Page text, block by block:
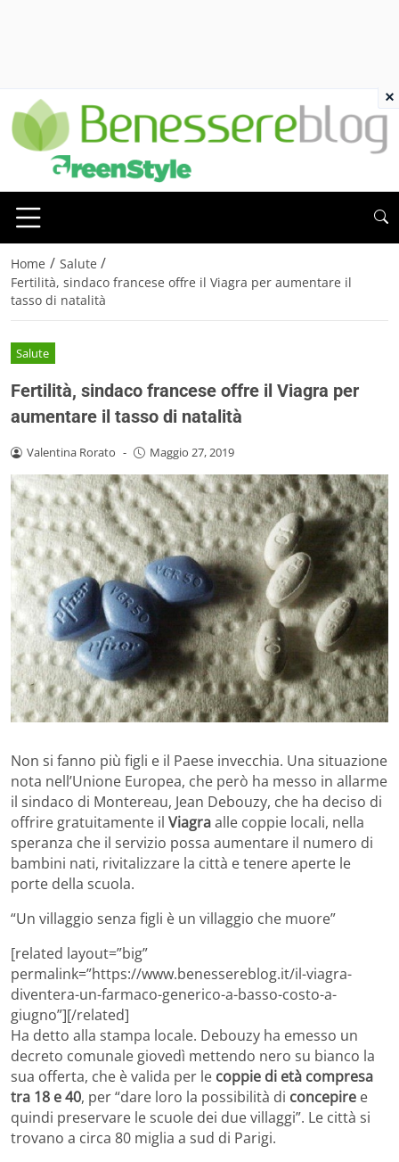
Home / Salute /
Fertilità, sindaco francese offre il Viagra per aumentare il
tasso di natalità
Salute
Fertilità, sindaco francese offre il Viagra per
aumentare il tasso di natalità
Valentina Rorato - Maggio 27, 2019
Non si fanno più figli e il Paese invecchia. Una situazione
nota nell’Unione Europea, che però ha messo in allarme
il sindaco di Montereau, Jean Debouzy, che ha deciso di
offrire gratuitamente il Viagraalle coppie locali, nella
speranza che il servizio possa aumentare il numero di
bambini nati, rivitalizzare la città e tenere aperte le
porte della scuola.
“Un villaggio senza figli è un villaggio che muore”
[related layout=”big”
permalink=”https://www.benessereblog.it/il-viagra-
diventera-un-farmaco-generico-a-basso-costo-a-
giugno”][/related]
Ha detto alla stampa locale. Debouzy ha emesso un
decreto comunale giovedì mettendo nero su bianco la
sua offerta, che è valida per le coppie di età compresa
tra 18 e 40, per “dare loro la possibilità di concepire e
quindi preservare le scuole dei due villaggi”. Le città si
trovano a circa 80 miglia a sud di Parigi.
×